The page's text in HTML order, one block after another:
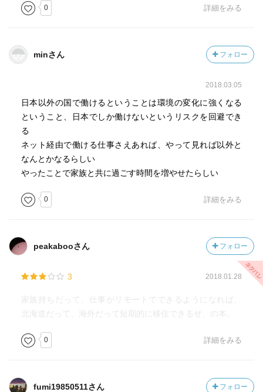
0 詳細をみる
minさん フォロー
2018.03.05
日本以外の国で働けるということは環境の変化に強くなる
ということ、日本でしか働けないというリスクを回避でき
る
ネット経由で働ける仕事さえあれば、やって見れば以外と
なんとかなるらしい
やったことで家族と共に過ごす時間を増やせたらしい
0 詳細をみる
peakabooさん フォロー
3 2018.01.28
家族持ちだって、仕事がリモートでできるようになれば、
北海道だって、海外だって短期的に移住できるぜ、の本。
0 詳細をみる
fumi19850511さん フォロー